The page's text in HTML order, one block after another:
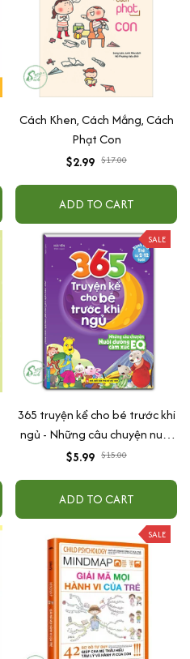
Cách Khen, Cách Mắng, Cách
Phạt Con
$2.99 $17.00
ADD TO CART
SALE
365 truyện kể cho bé trước khi
ngủ - Những câu chuyện nuôi
dưỡng cảm xúc EQ (2-12 tuổi)
$5.99 $15.00
ADD TO CART
SALE